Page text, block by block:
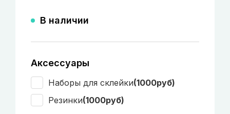
В наличии
Аксессуары
Наборы для склейки(1000руб)
Резинки(1000руб)